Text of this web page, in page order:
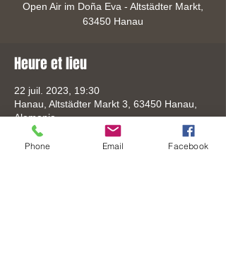
Open Air im Doña Eva - Altstädter Markt,
63450 Hanau
Heure et lieu
22 juil. 2023, 19:30
Hanau, Altstädter Markt 3, 63450 Hanau,
Alemania
Phone Email Facebook